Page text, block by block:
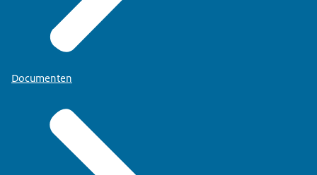
Documenten